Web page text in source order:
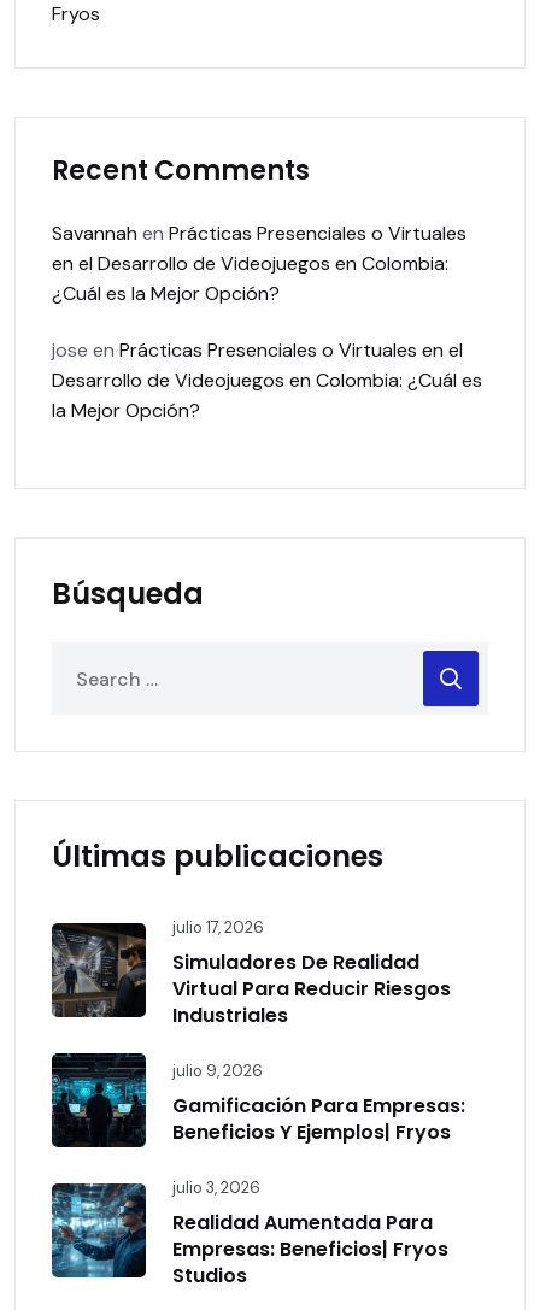
Fryos
Recent Comments
Savannah en Prácticas Presenciales o Virtuales
en el Desarrollo de Videojuegos en Colombia:
¿Cuál es la Mejor Opción?
jose en Prácticas Presenciales o Virtuales en el
Desarrollo de Videojuegos en Colombia: ¿Cuál es
la Mejor Opción?
Búsqueda
Últimas publicaciones
julio 17, 2026
Simuladores De Realidad
Virtual Para Reducir Riesgos
Industriales
julio 9, 2026
Gamificación Para Empresas:
Beneficios Y Ejemplos| Fryos
julio 3, 2026
Realidad Aumentada Para
Empresas: Beneficios| Fryos
Studios